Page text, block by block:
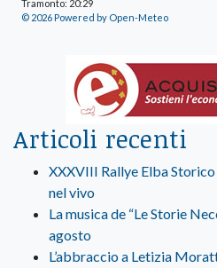
Tramonto: 20:29
© 2026 Powered by Open-Meteo
Articoli recenti
XXXVIII Rallye Elba
nel vivo
La musica de “Le Storie
agosto
L’abbraccio a Letizia